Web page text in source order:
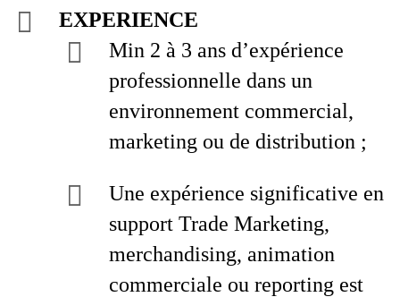
EXPERIENCE
Min 2 à 3 ans d’expérience
professionnelle dans un
environnement commercial,
marketing ou de distribution ;
Une expérience significative en
support Trade Marketing,
merchandising, animation
commerciale ou reporting est